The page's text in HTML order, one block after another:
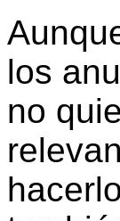
los
no